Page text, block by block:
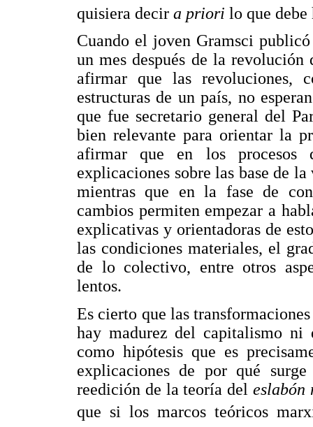
quisiera decir a priori lo que debe
Cuando el joven Gramsci
un mes después de la revolución
afirmar que las revoluciones,
estructuras de un país, no
que fue secretario general del
bien relevante para orientar la
afirmar que en los procesos
explicaciones sobre las base de
mientras que en la fase de
cambios permiten empezar a
explicativas y orientadoras de
las condiciones materiales, el
de lo colectivo, entre otros
lentos.
Es cierto que las
hay madurez del capitalismo ni
como hipótesis que es
explicaciones de por qué
reedición de la teoría deleslabón
que si los marcos teóricos